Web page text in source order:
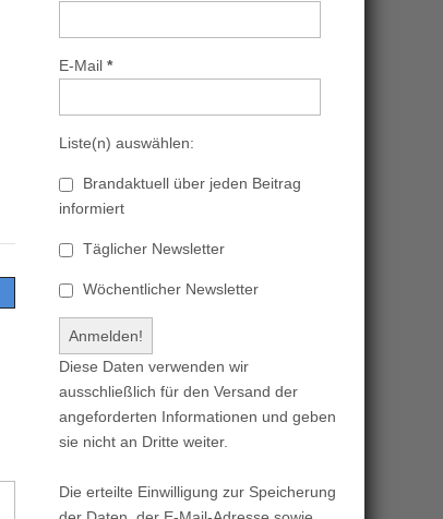
E-Mail *
Liste(n) auswählen:
Brandaktuell über jeden Beitrag
informiert
Täglicher Newsletter
Wöchentlicher Newsletter
Diese Daten verwenden wir
ausschließlich für den Versand der
angeforderten Informationen und geben
sie nicht an Dritte weiter.
Die erteilte Einwilligung zur Speicherung